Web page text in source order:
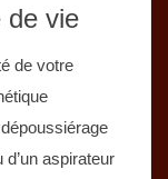
de vie
de votre
d’un aspirateur